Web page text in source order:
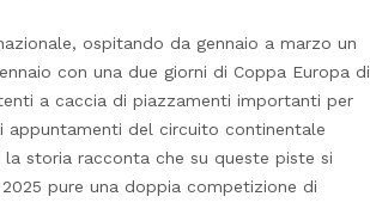
ospitando da gennaio a marzo un
con una due giorni di Coppa Europa di
a caccia di piazzamenti importanti per
appuntamenti del circuito continentale
storia racconta che su queste piste si
pure una doppia competizione di